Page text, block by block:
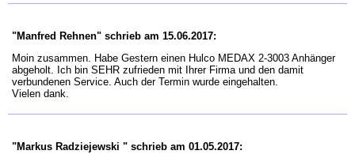
"Manfred Rehnen" schrieb am 15.06.2017:
Moin zusammen. Habe Gestern einen Hulco MEDAX 2-3003 Anhänger
abgeholt. Ich bin SEHR zufrieden mit Ihrer Firma und den damit
verbundenen Service. Auch der Termin wurde eingehalten.
Vielen dank.
"Markus Radziejewski " schrieb am 01.05.2017: